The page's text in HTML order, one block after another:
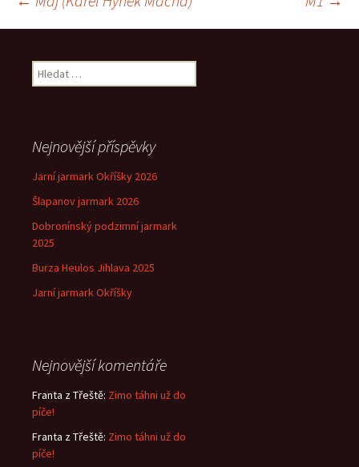
Navigace
proVyhledávání
Nejnovější příspěvky
Jarní jarmark Okříšky 2026
Šlapanov jarmark 2026
Dobronínský podzimní jarmark
2025
Burza Heulos Jihlava 2025
Jarní jarmark Okříšky
Nejnovější komentáře
Franta z Třeště: Zimo táhni už do
píče!
Franta z Třeště: Zimo táhni už do
píče!